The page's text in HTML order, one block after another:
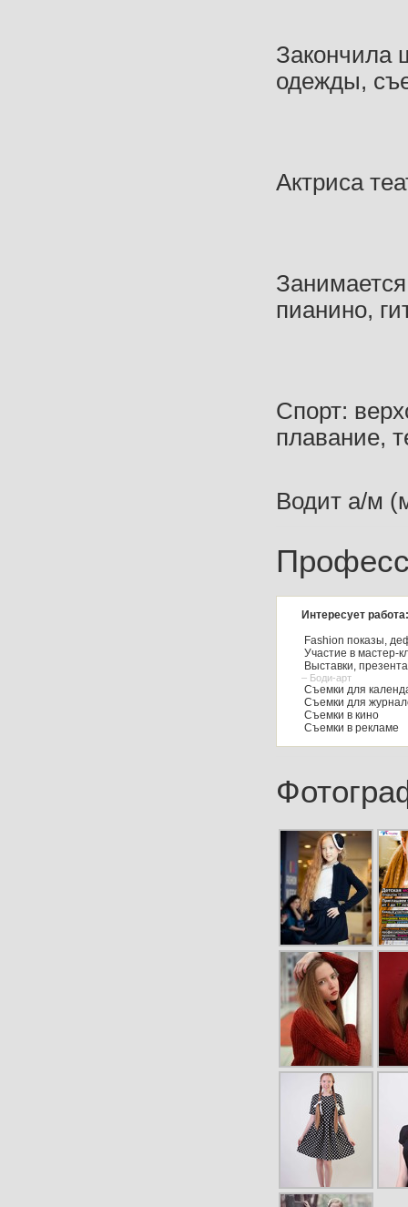
Закончила
одежды,
Актриса
пианино,
Спорт:
плавание,
Водит а/м
Интересует работа:
Fashion показы,
Участие в мастер-
Выставки,
– Боди-арт
Съемки для
Съемки для
Съемки в кино
Съемки в рекламе